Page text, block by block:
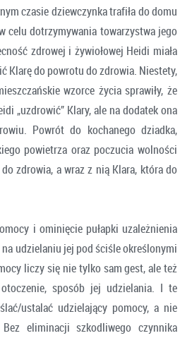
czasie dziewczynka trafiła do domu
celu dotrzymywania towarzystwa jego
zdrowej i żywiołowej Heidi miała
Klarę do powrotu do zdrowia. Niestety,
wzorce życia sprawiły, że
„uzdrowić” Klary, ale na dodatek ona
Powrót do kochanego dziadka,
powietrza oraz poczucia wolności
zdrowia, a wraz z nią Klara, która do
i ominięcie pułapki uzależnienia
udzielaniu jej pod ściśle określonymi
liczy się nie tylko sam gest, ale też
sposób jej udzielania. I te
ustalać udzielający pomocy, a nie
eliminacji szkodliwego czynnika